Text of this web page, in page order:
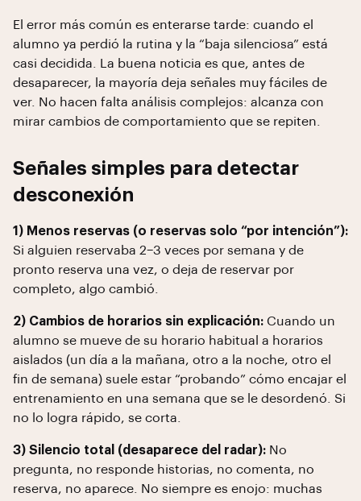
El error más común es enterarse tarde: cuando el
alumno ya perdió la rutina y la “baja silenciosa” está
casi decidida. La buena noticia es que, antes de
desaparecer, la mayoría deja señales muy fáciles de
ver. No hacen falta análisis complejos: alcanza con
mirar cambios de comportamiento que se repiten.
Señales simples para detectar
desconexión
1) Menos reservas (o reservas solo “por intención”):
Si alguien reservaba 2–3 veces por semana y de
pronto reserva una vez, o deja de reservar por
completo, algo cambió.
2) Cambios de horarios sin explicación: Cuando un
alumno se mueve de su horario habitual a horarios
aislados (un día a la mañana, otro a la noche, otro el
fin de semana) suele estar “probando” cómo encajar el
entrenamiento en una semana que se le desordenó. Si
no lo logra rápido, se corta.
3) Silencio total (desaparece del radar): No
pregunta, no responde historias, no comenta, no
reserva, no aparece. No siempre es enojo: muchas